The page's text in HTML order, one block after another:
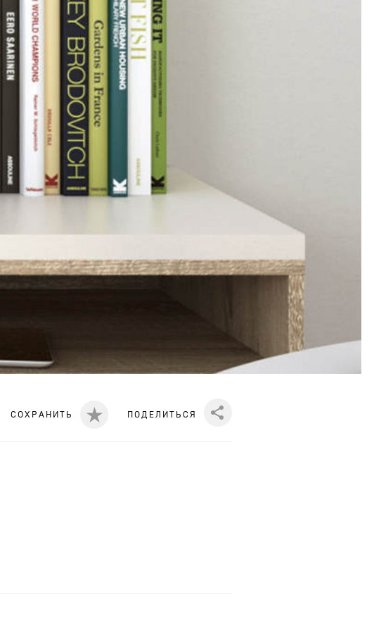
Share
ПОДЕЛИТЬСЯ
СОХРАНИТЬ